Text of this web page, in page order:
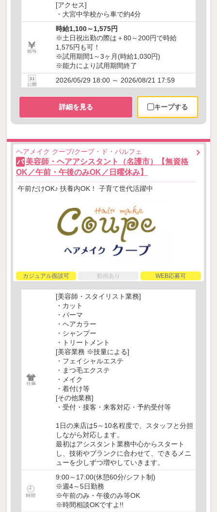
[アクセス]
・大宮中学校から車で約4分
時給1,100～1,575円
※土日祝出勤の際は＋80～200円で時給
1,575円も可！
※試用期間1～3ヶ月(時給1,030円)
※能力により試用期間終了
2026/05/29 18:00 ～ 2026/08/21 17:59
詳細を見る キープする
ヘアメイク クープ/クープ・ド・パルフェ
パ 美容師・ヘアアシスタント（名護市）【無資格
OK／午前・午後のみOK／日曜休み】
午前だけOK♪ 扶養内OK！ 子育て世代活躍中
カジュアル面談可 動画あり WEB応募可
[美容師・スタイリスト業務]
・カット
・パーマ
・ヘアカラー
・シャンプー
・トリートメント
[美容業務 ※技量による]
・フェイシャルエステ
・まつ毛エクステ
・メイク
・着付け等
[その他業務]
・受付・接客・来客対応・予約受付等
1日の来店は5～10名程度で、スタッフと分担
しながら対応します。
最初はアシスタント業務中心からスタート
し、技術やブランクに合わせて、できるメニ
ューを少しずつ増やしていきます。
9:00～17:00(休憩60分/シフト制)
※週4～5日勤務
※午前のみ・午後のみ等OK
※時間相談OKですよ!!